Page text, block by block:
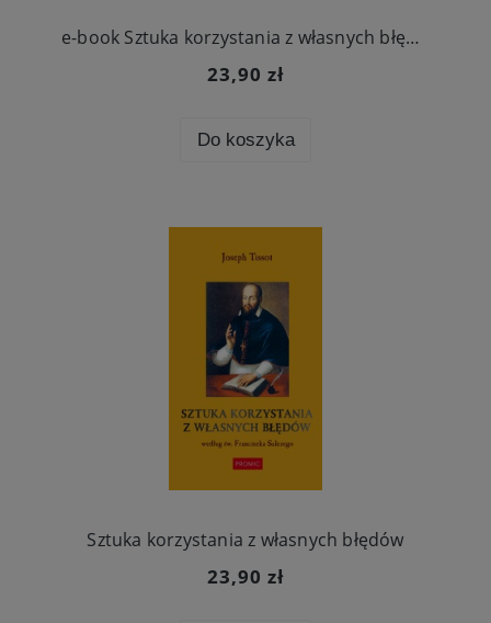
e-book Sztuka korzystania z własnych błędów
23,90 zł
Do koszyka
Sztuka korzystania z własnych błędów
23,90 zł